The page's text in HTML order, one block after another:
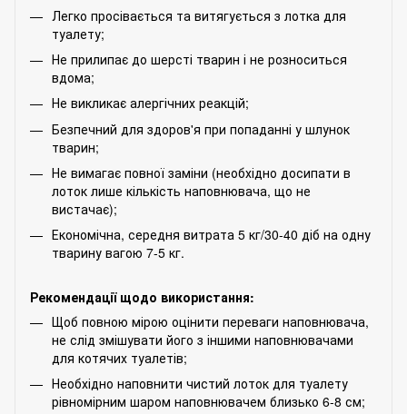
Легко просівається та витягується з лотка для
туалету;
Не прилипає до шерсті тварин і не розноситься
вдома;
Не викликає алергічних реакцій;
Безпечний для здоров'я при попаданні у шлунок
тварин;
Не вимагає повної заміни (необхідно досипати в
лоток лише кількість наповнювача, що не
вистачає);
Економічна, середня витрата 5 кг/30-40 діб на одну
тварину вагою 7-5 кг.
Рекомендації щодо використання:
Щоб повною мірою оцінити переваги наповнювача,
не слід змішувати його з іншими наповнювачами
для котячих туалетів;
Необхідно наповнити чистий лоток для туалету
рівномірним шаром наповнювачем близько 6-8 см;